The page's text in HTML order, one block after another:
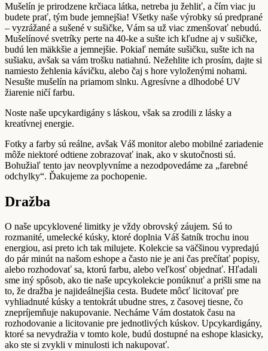
Mušelín je prirodzene krčiaca látka, netreba ju žehliť, a čím viac ju
budete prať, tým bude jemnejšia! Všetky naše výrobky sú predprané
– vyzrážané a sušené v sušičke, Vám sa už viac zmenšovať nebudú.
Mušelínové svetríky perte na 40-ke a sušte ich kľudne aj v sušičke,
budú len mäkkšie a jemnejšie. Pokiaľ nemáte sušičku, sušte ich na
sušiaku, avšak sa vám trošku natiahnú. Nežehlite ich prosím, dajte si
namiesto žehlenia kávičku, alebo čaj s hore vyloženými nohami.
Nesušte mušelín na priamom slnku. Agresívne a dlhodobé UV
žiarenie ničí farbu.
Noste naše upcykardigány s láskou, však sa zrodili z lásky a
kreatívnej energie.
Fotky a farby sú reálne, avšak Váš monitor alebo mobilné zariadenie
môže niektoré odtiene zobrazovať inak, ako v skutočnosti sú.
Bohužiaľ tento jav neovplyvníme a nezodpovedáme za „farebné
odchylky“. Ďakujeme za pochopenie.
Dražba
O naše upcyklovené limitky je vždy obrovský záujem. Sú to
rozmanité, umelecké kúsky, ktoré doplnia Váš šatník trochu inou
energiou, asi preto ich tak milujete. Kolekcie sa väčšinou vypredajú
do pár minút na našom eshope a často nie je ani čas prečítať popisy,
alebo rozhodovať sa, ktorú farbu, alebo veľkosť objednať. Hľadali
sme iný spôsob, ako tie naše upcykolekcie ponúknuť a prišli sme na
to, že dražba je najideálnejšia cesta. Budete môcť licitovať pre
vyhliadnuté kúsky a tentokrát ubudne stres, z časovej tiesne, čo
znepríjemňuje nakupovanie. Necháme Vám dostatok času na
rozhodovanie a licitovanie pre jednotlivých kúskov. Upcykardigány,
ktoré sa nevydražia v tomto kole, budú dostupné na eshope klasicky,
ako ste si zvykli v minulosti ich nakupovať.